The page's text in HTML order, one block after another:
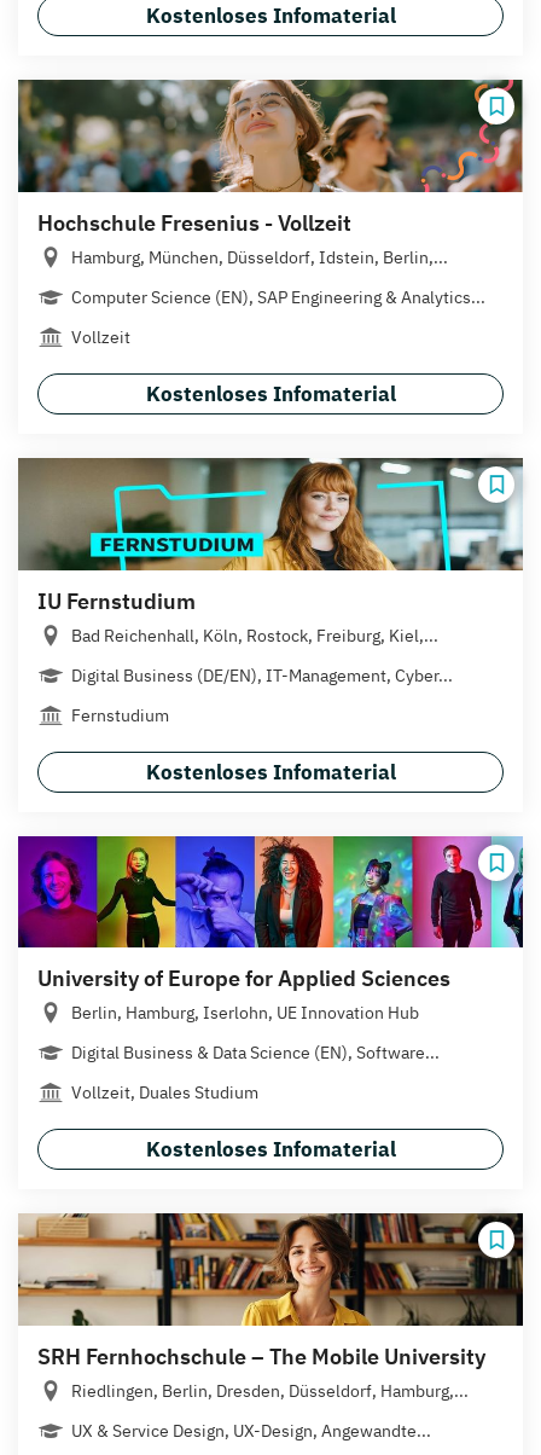
Kostenloses Infomaterial
Hochschule Fresenius - Vollzeit
Hamburg, München, Düsseldorf, Idstein, Berlin,...
Computer Science (EN), SAP Engineering & Analytics...
Vollzeit
Kostenloses Infomaterial
IU Fernstudium
Bad Reichenhall, Köln, Rostock, Freiburg, Kiel,...
Digital Business (DE/EN), IT-Management, Cyber...
Fernstudium
Kostenloses Infomaterial
University of Europe for Applied Sciences
Berlin, Hamburg, Iserlohn, UE Innovation Hub
Digital Business & Data Science (EN), Software...
Vollzeit, Duales Studium
Kostenloses Infomaterial
SRH Fernhochschule – The Mobile University
Riedlingen, Berlin, Dresden, Düsseldorf, Hamburg,...
UX & Service Design, UX-Design, Angewandte...